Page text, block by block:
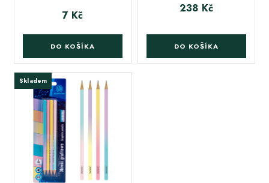
Cena
7 Kč
DO KOŠÍKA
Cena
238 Kč
DO KOŠÍKA
Skladem